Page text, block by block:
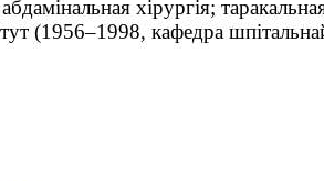
хірургія;
(1956–1998, кафедра